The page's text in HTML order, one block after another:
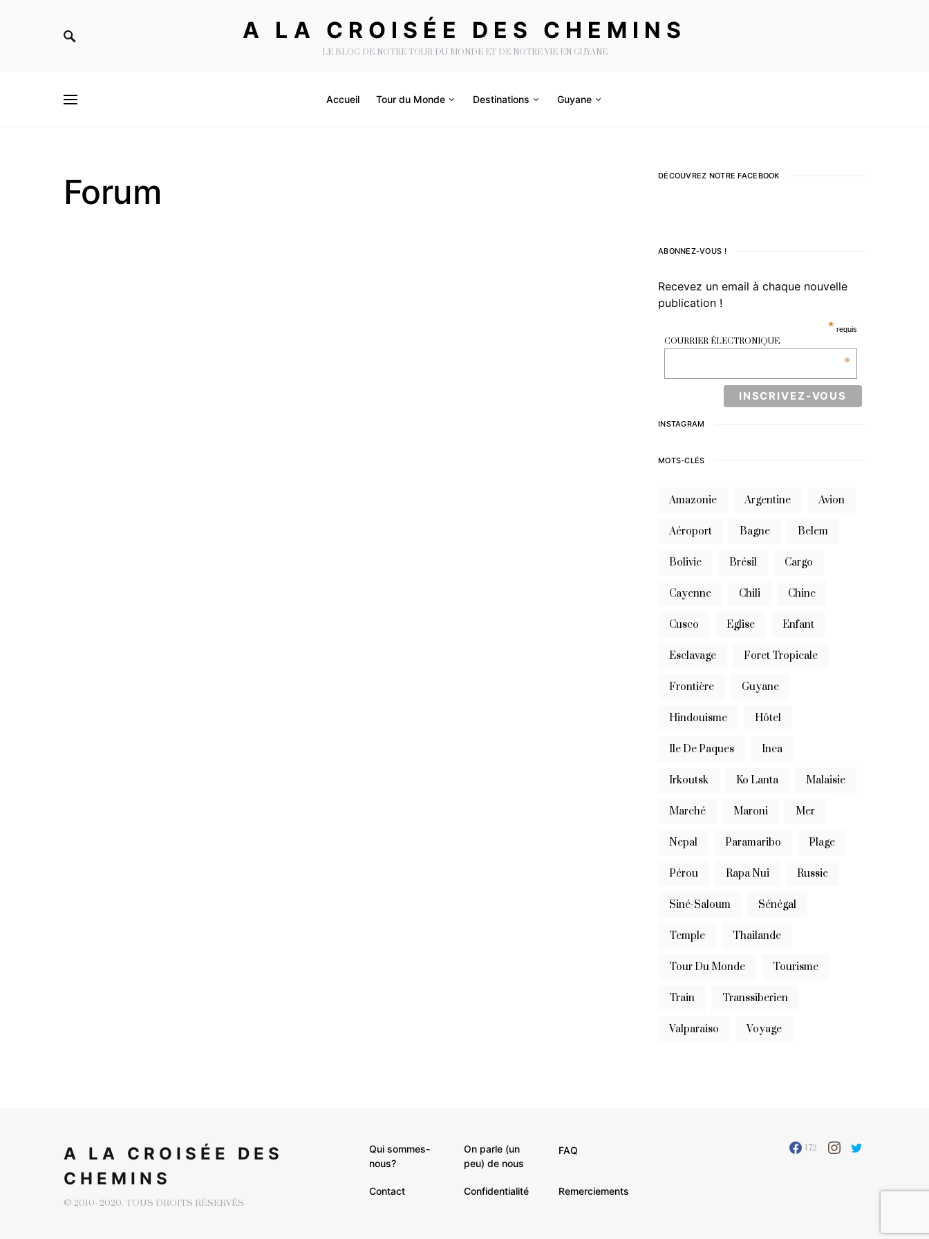
A LA CROISÉE DES CHEMINS
LE BLOG DE NOTRE TOUR DU MONDE ET DE NOTRE VIE EN GUYANE
Accueil Tour du Monde Destinations Guyane
Forum DÉCOUVREZ NOTRE FACEBOOK
ABONNEZ-VOUS !
Recevez un email à chaque nouvelle
publication !
* requis
COURRIER ÉLECTRONIQUE
*
INSTAGRAM
MOTS-CLÉS
Amazonie Argentine Avion
Aéroport Bagne Belem
Bolivie Brésil Cargo
Cayenne Chili Chine
Cusco Eglise Enfant
Esclavage Foret Tropicale
Frontière Guyane
Hindouisme Hôtel
Ile De Paques Inca
Irkoutsk Ko Lanta Malaisie
Marché Maroni Mer
Nepal Paramaribo Plage
Pérou Rapa Nui Russie
Siné-Saloum Sénégal
Temple Thailande
Tour Du Monde Tourisme
Train Transsiberien
Valparaiso Voyage
A LA CROISÉE DES
CHEMINS
© 2010- 2020. TOUS DROITS RÉSERVÉS
Qui sommes-
nous?
On parle (un
peu) de nous
FAQ
Contact Confidentialité Remerciements
172